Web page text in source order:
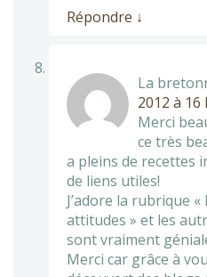
Répondre ↓
La
2012 à 16
Merci
ce très
a pleins de recettes
de liens utiles!
J’adore la rubrique «
attitudes » et les
sont vraiment
Merci car grâce à